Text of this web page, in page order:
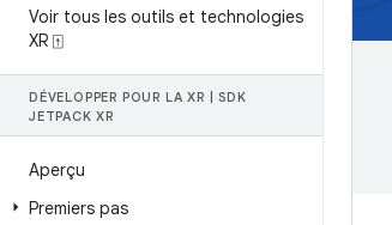
Voir tous les outils et technologies
XR ⍐
DÉVELOPPER POUR LA XR
SDK
JETPACK XR
Aperçu
Premiers pas